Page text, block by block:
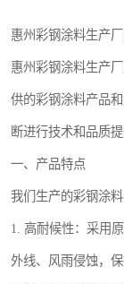
惠州彩钢涂料生产
惠州彩钢涂料生产
供的彩钢涂料产品
断进行技术和品质
一、产品特点
我们生产的彩钢涂
1. 高耐候性：采用
外线、风雨侵蚀，保
聚脲涂料
建筑涂料